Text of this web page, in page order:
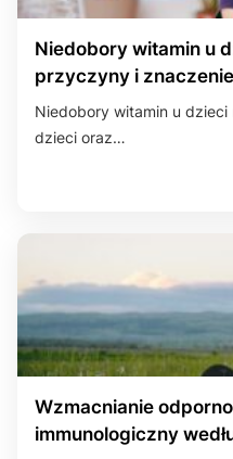
Niedobory witamin u
przyczyny i
Niedobory witamin u dzieci
dzieci oraz…
Wzmacnianie
immunologiczny